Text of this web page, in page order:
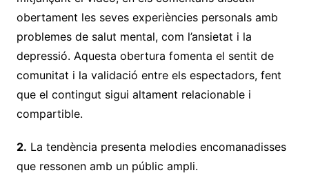
obertament les seves experiències personals amb
problemes de salut mental, com l’ansietat i la
depressió. Aquesta obertura fomenta el sentit de
comunitat i la validació entre els espectadors, fent
que el contingut sigui altament relacionable i
compartible.
2. La tendència presenta melodies encomanadisses
que ressonen amb un públic ampli.